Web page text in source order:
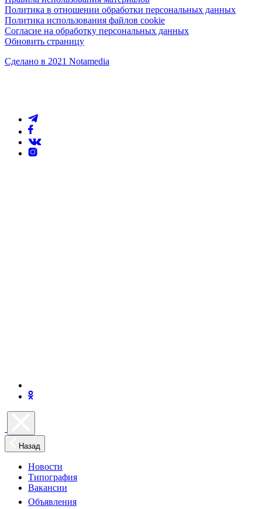
Политика в отношении обработки персональных данных
Политика использования файлов cookie
Согласие на обработку персональных данных
Обновить страницу
Сделано в 2021 Notamedia
Назад
Новости
Типография
Вакансии
Объявления